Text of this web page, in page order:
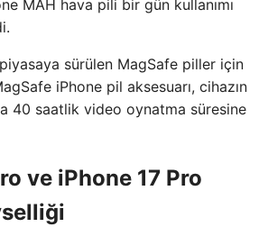
MAH hava pili bir gün kullanımı
sürülen MagSafe piller için
iPhone pil aksesuarı, cihazın
40 saatlik video oynatma süresine
ve iPhone 17 Pro